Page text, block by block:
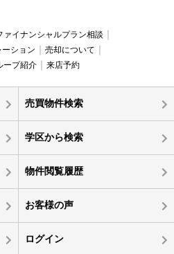
ァイナンシャルプラン相談
ーション
売却について
ープ紹介 来店予約
売買物件検索
学区から検索
物件閲覧履歴
お客様の声
ログイン